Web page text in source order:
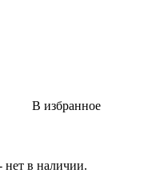
В избранное
нет в наличии.